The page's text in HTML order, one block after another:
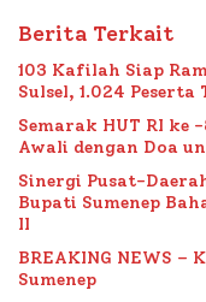
Berita Terkait
103 Kafilah Siap
Sulsel, 1.024
Semarak HUT RI ke
Awali dengan Doa
Sinergi Pusat-
Bupati Sumenep
II
BREAKING NEWS –
Sumenep